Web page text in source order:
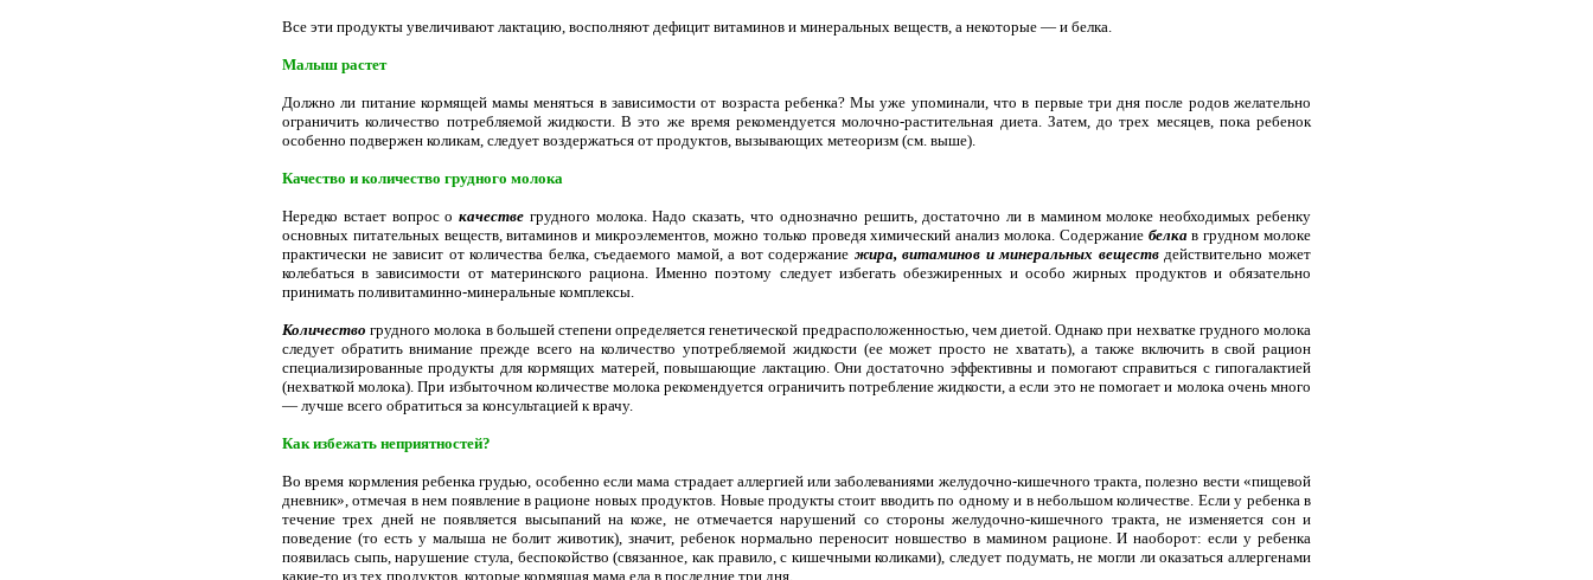
Все эти продукты увеличивают лактацию, восполняют дефицит витаминов и минеральных веществ, а некоторые — и белка.
Малыш растет
Должно ли питание кормящей мамы меняться в зависимости от возраста ребенка? Мы уже упоминали, что в первые три дня после родов желательно
ограничить количество потребляемой жидкости. В это же время рекомендуется молочно-растительная диета. Затем, до трех месяцев, пока ребенок
особенно подвержен коликам, следует воздержаться от продуктов, вызывающих метеоризм (см. выше).
Качество и количество грудного молока
Нередко встает вопрос окачестве грудного молока. Надо сказать, что однозначно решить, достаточно ли в мамином молоке необходимых ребенку
основных питательных веществ, витаминов и микроэлементов, можно только проведя химический анализ молока. Содержание белкав грудном молоке
практически не зависит от количества белка, съедаемого мамой, а вот содержание жира, витаминов и минеральных веществдействительно может
колебаться в зависимости от материнского рациона. Именно поэтому следует избегать обезжиренных и особо жирных продуктов и обязательно
принимать поливитаминно-минеральные комплексы.
Количествогрудного молока в большей степени определяется генетической предрасположенностью, чем диетой. Однако при нехватке грудного молока
следует обратить внимание прежде всего на количество употребляемой жидкости (ее может просто не хватать), а также включить в свой рацион
специализированные продукты для кормящих матерей, повышающие лактацию. Они достаточно эффективны и помогают справиться с гипогалактией
(нехваткой молока). При избыточном количестве молока рекомендуется ограничить потребление жидкости, а если это не помогает и молока очень много
— лучше всего обратиться за консультацией к врачу.
Как избежать неприятностей?
Во время кормления ребенка грудью, особенно если мама страдает аллергией или заболеваниями желудочно-кишечного тракта, полезно вести «пищевой
дневник», отмечая в нем появление в рационе новых продуктов. Новые продукты стоит вводить по одному и в небольшом количестве. Если у ребенка в
течение трех дней не появляется высыпаний на коже, не отмечается нарушений со стороны желудочно-кишечного тракта, не изменяется сон и
поведение (то есть у малыша не болит животик), значит, ребенок нормально переносит новшество в мамином рационе. И наоборот: если у ребенка
появилась сыпь, нарушение стула, беспокойство (связанное, как правило, с кишечными коликами), следует подумать, не могли ли оказаться аллергенами
какие-то из тех продуктов, которые кормящая мама ела в последние три дня.